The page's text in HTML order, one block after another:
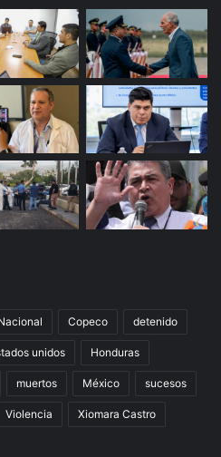
Copeco detenido
unidos Honduras
muertos México sucesos
Violencia Xiomara Castro